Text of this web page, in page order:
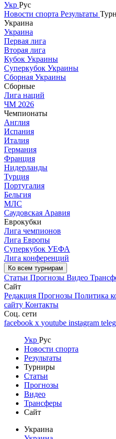
Укр Рус
Новости спорта Результаты
Украина
Украина
Первая лига
Вторая лига
Кубок Украины
Суперкубок Украины
Сборная Украины
Сборные
Лига наций
ЧМ 2026
Чемпионаты
Англия
Испания
Италия
Германия
Франция
Нидерланды
Турция
Португалия
Бельгия
МЛС
Саудовская Аравия
Еврокубки
Лига чемпионов
Лига Европы
Суперкубок УЕФА
Лига конференций
Ко всем турнирам
Статьи Прогнозы Видео
Сайт
Редакция Прогнозы Политика
сайту Контакты
Соц. сети
facebook x youtube instagram
Укр Рус
Новости спорта
Результаты
Турниры
Статьи
Прогнозы
Видео
Трансферы
Сайт
Украина